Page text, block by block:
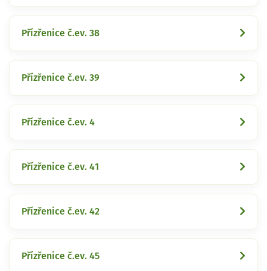
Přízřenice č.ev. 38
Přízřenice č.ev. 39
Přízřenice č.ev. 4
Přízřenice č.ev. 41
Přízřenice č.ev. 42
Přízřenice č.ev. 45